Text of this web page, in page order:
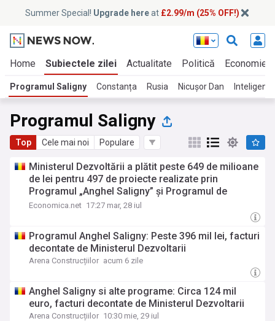
Summer Special! Upgrade hereat £2.99/m (25% OFF!)
Home Subiectele zilei Actualitate Politică Economie
Programul Saligny Constanța Rusia Nicușor Dan
Programul Saligny
Top Cele mai noi Populare
Ministerul Dezvoltării a plătit peste 649 de milioane
de lei pentru 497 de proiecte realizate prin
Programul „Anghel Saligny” și Programul de
consolidare a clădirilor
Economica.net 17:27 mar, 28 iul
Programul Anghel Saligny: Peste 396 mil lei, facturi
decontate de Ministerul Dezvoltarii
Arena Construcțiilor acum 6 zile
Anghel Saligny si alte programe: Circa 124 mil
euro, facturi decontate de Ministerul Dezvoltarii
Arena Construcțiilor 10:30 mie, 29 iul